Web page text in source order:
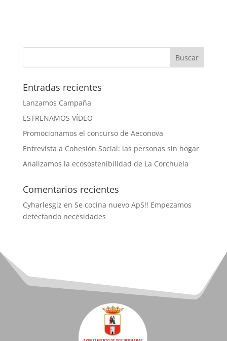
Entradas recientes
Lanzamos Campaña
ESTRENAMOS VÍDEO
Promocionamos el concurso de Aeconova
Entrevista a Cohesión Social: las personas sin hogar
Analizamos la ecosostenibilidad de La Corchuela
Comentarios recientes
Cyharlesgiz en Se cocina nuevo ApS!! Empezamos
detectando necesidades